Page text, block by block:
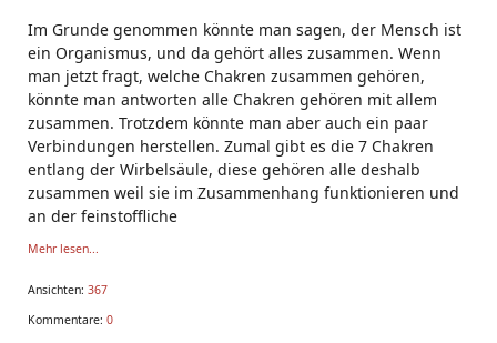
Im Grunde genommen könnte man sagen, der Mensch ist
ein Organismus, und da gehört alles zusammen. Wenn
man jetzt fragt, welche Chakren zusammen gehören,
könnte man antworten alle Chakren gehören mit allem
zusammen. Trotzdem könnte man aber auch ein paar
Verbindungen herstellen. Zumal gibt es die 7 Chakren
entlang der Wirbelsäule, diese gehören alle deshalb
zusammen weil sie im Zusammenhang funktionieren und
an der feinstoffliche
Mehr lesen...
Ansichten: 367
Kommentare: 0